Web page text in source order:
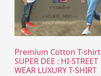
Premium Cotton T-shirt
SUPER DEE : HI-STREET
WEAR LUXURY T-SHIRT